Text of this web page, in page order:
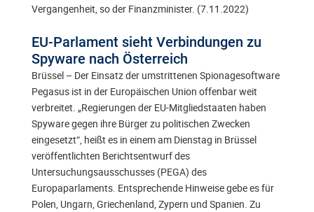
Vergangenheit, so der Finanzminister. (7.11.2022)
EU-Parlament sieht Verbindungen zu
Spyware nach Österreich
Brüssel – Der Einsatz der umstrittenen Spionagesoftware
Pegasus ist in der Europäischen Union offenbar weit
verbreitet. „Regierungen der EU-Mitgliedstaaten haben
Spyware gegen ihre Bürger zu politischen Zwecken
eingesetzt“, heißt es in einem am Dienstag in Brüssel
veröffentlichten Berichtsentwurf des
Untersuchungsausschusses (PEGA) des
Europaparlaments. Entsprechende Hinweise gebe es für
Polen, Ungarn, Griechenland, Zypern und Spanien. Zu